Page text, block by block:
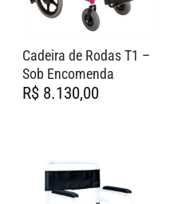
Cadeira de Rodas T1 –
Sob Encomenda
R$8.130,00